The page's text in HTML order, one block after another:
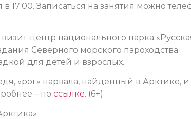
17:00. Записаться на занятия можно
центр национального парка
Северного морского пароходства
для детей и взрослых.
«рог» нарвала, найденный в Арктике, и
– по ссылке. (6+)